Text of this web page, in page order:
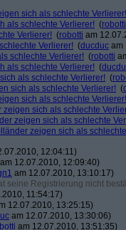
sich als schlechte Verlierer!
als schlechte Verlierer! (robotti
Verlierer! (robotti am
Verlierer! (ducduc am
schlechte Verlierer! (robotti
als schlechte Verlierer! (
als schlechte Verlierer! (
sich als schlechte Verlierer! (
sich als schlechte Verlierer!
zeigen sich als schlechte
zeigen sich als schlechte
zeigen sich als
12:04:11)
am 12.07.2010, 12:09:40)
am 12.07.2010, 13:10:17)
seine Registrierung nicht
11:54:17)
12.07.2010, 13:25:15)
am 12.07.2010, 13:30:06)
am 12.07.2010, 13:51:35)